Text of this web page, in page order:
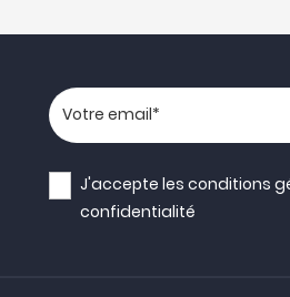
Votre adresse email
J'accepte lesconditions
confidentialité